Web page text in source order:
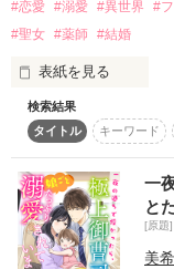
そんなこと、頼め
程よい酔いも手伝っ
「契約成立だ」
岩切製紙株式会社副
もうあなたには会
＊＊＊＊＊
2023.8.8～2023.8.11
シークレットベビー
中編です。
#恋愛 #溺愛 #異世界 #
#聖女 #薬師 #結婚
表紙を見る
陛下は一日に人格が
朝と昼と夜の三人格
ーーーーーーーーー
紳士な銀髪の陛下・
検索結果
タイトル
キーワード
一
と
[原題
美